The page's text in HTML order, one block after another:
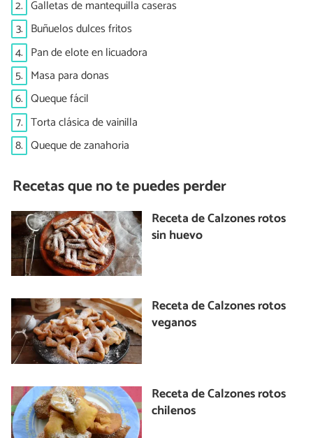
2. Galletas de mantequilla caseras
3. Buñuelos dulces fritos
4. Pan de elote en licuadora
5. Masa para donas
6. Queque fácil
7. Torta clásica de vainilla
8. Queque de zanahoria
Recetas que no te puedes perder
Receta de Calzones rotos
sin huevo
Receta de Calzones rotos
veganos
Receta de Calzones rotos
chilenos